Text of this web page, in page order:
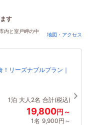
夜須駅無料送迎有〉
す
た
内と室戸岬の中
地図・アクセス
！リーズナブルプラン｜
1泊 大人2名 合計(税込)
19,800円～
1名 9,900円～